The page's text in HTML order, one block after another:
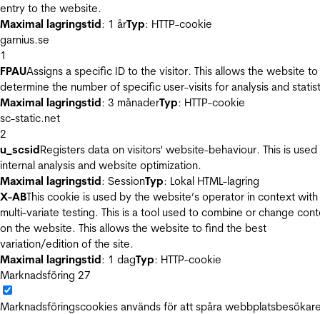
entry to the website.
Maximal lagringstid: 1 årTyp: HTTP-cookie
garnius.se
1
FPAUAssigns a specific ID to the visitor. This allows the website to
determine the number of specific user-visits for analysis and
Maximal lagringstid: 3 månaderTyp: HTTP-cookie
sc-static.net
2
u_scsidRegisters data on visitors' website-behaviour. This is
internal analysis and website optimization.
Maximal lagringstid: SessionTyp: Lokal HTML-lagring
X-ABThis cookie is used by the website’s operator in context with
multi-variate testing. This is a tool used to combine or change
on the website. This allows the website to find the best
variation/edition of the site.
Maximal lagringstid: 1 dagTyp: HTTP-cookie
Marknadsföring 27
Marknadsföringscookies används för att spåra